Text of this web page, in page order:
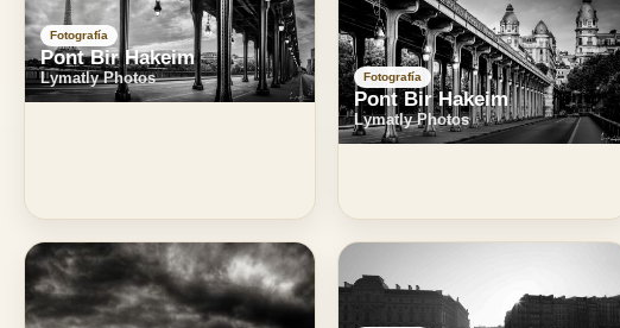
Fotografía
Pont Bir Hakeim
Lymatly Photos Fotografía
Pont Bir Hakeim
Lymatly Photos